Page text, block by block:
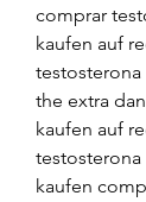
comprar
kaufen auf
the extra
kaufen auf
kaufen